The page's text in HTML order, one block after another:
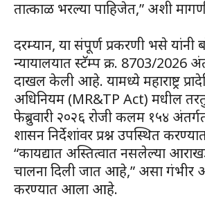
तात्काळ भरल्या पाहिजेत,” अशी
दरम्यान, या संपूर्ण प्रकरणी भसे यांनी
न्यायालयात स्टॅम्प क्र. 8703/2026
दाखल केली आहे. यामध्ये महाराष्ट्र
अधिनियम (MR&TP Act) मधील
फेब्रुवारी २०२६ रोजी कलम १५४
शासन निर्देशांवर प्रश्न उपस्थित
“कायद्यात अस्तित्वात नसलेल्या
चालना दिली जात आहे,” असा गंभीर
करण्यात आला आहे.